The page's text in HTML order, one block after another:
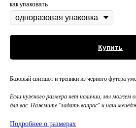
как упаковать
Купить
Базовый свитшот и треники из черного футера
Если нужного размера нет наличии, мы можем
для вас. Нажмите "задать вопрос" и наш
Подробнее о размерах